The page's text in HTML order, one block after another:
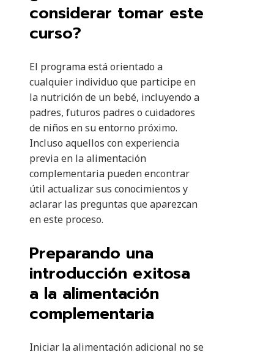
considerar tomar este
curso?
El programa está orientado a
cualquier individuo que participe en
la nutrición de un bebé, incluyendo a
padres, futuros padres o cuidadores
de niños en su entorno próximo.
Incluso aquellos con experiencia
previa en la alimentación
complementaria pueden encontrar
útil actualizar sus conocimientos y
aclarar las preguntas que aparezcan
en este proceso.
Preparando una
introducción exitosa
a la alimentación
complementaria
Iniciar la alimentación adicional no se